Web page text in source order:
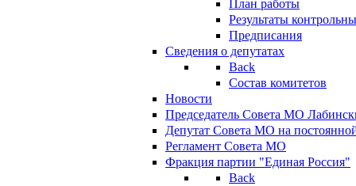
План работы
Результаты
Предписания
Сведения о депутатах
Back
Состав комитетов
Новости
Председатель Совета МО
Депутат Совета МО на
Регламент Совета МО
Фракция партии "Единая Россия"
Back